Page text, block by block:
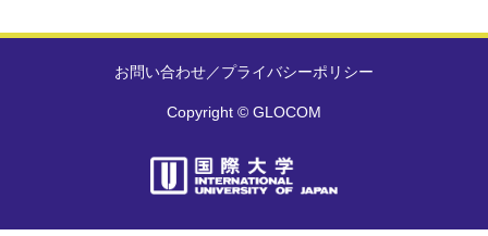
お問い合わせ／プライバシーポリシー
Copyright © GLOCOM